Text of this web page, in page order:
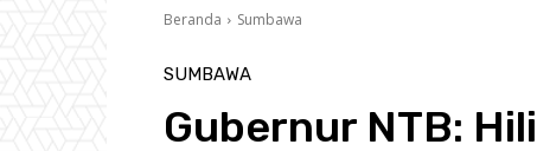
Beranda Sumbawa
SUMBAWA
Gubernur NTB: